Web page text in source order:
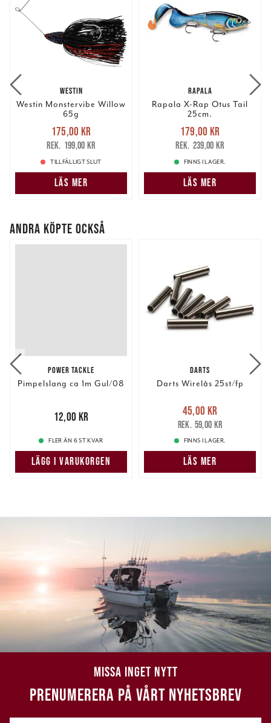
WESTIN
Westin Monstervibe Willow
65g
Nuvarande pris
175,00 krTidigare pris
199,00 kr
175,00 kr
199,00 kr
TILLFÄLLIGT SLUT
LÄS MER
RAPALA
Rapala X-Rap Otus Tail
25cm.
Nuvarande pris
179,00 krTidigare pris
239,00 kr
179,00 kr
239,00 kr
FINNS I LAGER.
LÄS MER
ANDRA KÖPTE OCKSÅ
POWER TACKLE
Pimpelslang ca 1m Gul/08
12,00 kr
12,00 kr
FLER ÄN 6 ST KVAR
LÄGG I VARUKORGEN
DARTS
Darts Wirelås 25st/fp
Nuvarande pris
45,00 krTidigare pris
59,00 kr
45,00 kr
59,00 kr
FINNS I LAGER.
LÄS MER
MISSA INGET NYTT
PRENUMERERA PÅ VÅRT NYHETSBREV